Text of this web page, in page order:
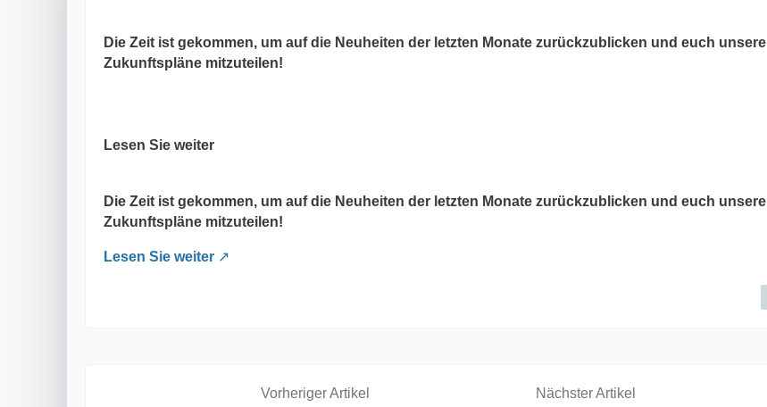
Die Zeit ist gekommen, um auf die Neuheiten der letzten Monate zurückzublicken und euch unsere
Zukunftspläne mitzuteilen!
Lesen Sie weiter
Die Zeit ist gekommen, um auf die Neuheiten der letzten Monate zurückzublicken und euch unsere
Zukunftspläne mitzuteilen!
Lesen Sie weiter
Vorheriger Artikel Nächster Artikel